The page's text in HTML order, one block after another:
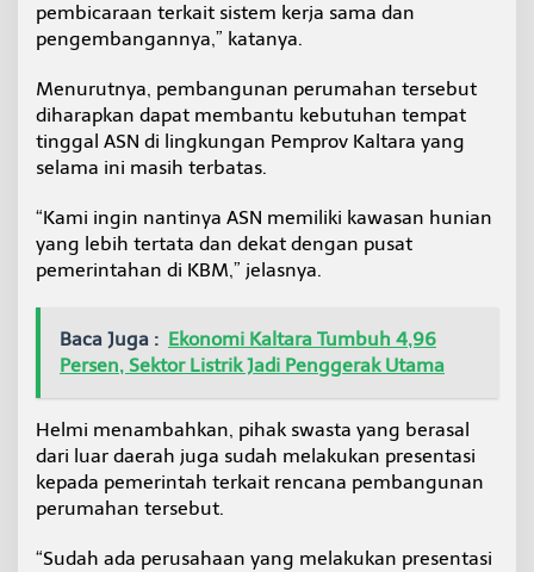
pembicaraan terkait sistem kerja sama dan
pengembangannya,” katanya.
Menurutnya, pembangunan perumahan tersebut
diharapkan dapat membantu kebutuhan tempat
tinggal ASN di lingkungan Pemprov Kaltara yang
selama ini masih terbatas.
“Kami ingin nantinya ASN memiliki kawasan hunian
yang lebih tertata dan dekat dengan pusat
pemerintahan di KBM,” jelasnya.
Baca Juga : Ekonomi Kaltara Tumbuh 4,96
Persen, Sektor Listrik Jadi Penggerak Utama
Helmi menambahkan, pihak swasta yang berasal
dari luar daerah juga sudah melakukan presentasi
kepada pemerintah terkait rencana pembangunan
perumahan tersebut.
“Sudah ada perusahaan yang melakukan presentasi